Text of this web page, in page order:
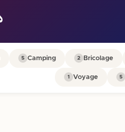
Bricolage
2
Camping
5
5
Voyage
1